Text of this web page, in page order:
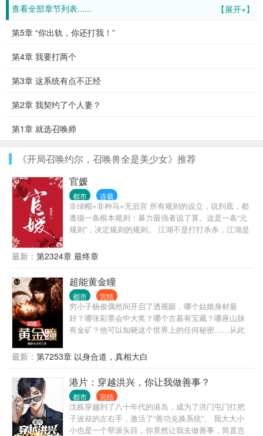
【展开+】
查看全部章节列表......
第5章 “你出轨，你还打我！”
第4章 我要打两个
第3章 这系统有点不正经
第2章 我契约了个人妻？
第1章 就选召唤师
《开局召唤约尔，召唤兽全是美少女》推荐
官媛
都市 连载
非绿帽+非种马+无后宫 所有规则的设立，说到底，都
遵循一条根本规则：暴力最强者说了算。这是一条“元
规则”，决定规则的规则。 江湖不是打打杀杀，江湖是
人情，误入了一个无解的棋局。 他以为自己要在监狱
里呆一辈子，没想到在破局的过程中，自己从棋子变
成了对弈人。
最新： 第2324章 最终章
超能黄金瞳
都市 完结
穷小子杨俊偶然间开启了透视眼，哪个姑娘身材最
好？哪张彩票会中大奖？哪个古墓有宝藏？哪座山脉
有金矿？他可以知晓这个世界上的任何秘密……从此
最新： 第7253章 以身合道，真相大白
港片：穿越洪兴，你让我做善事？
都市 完结
沈栋穿越到了八十年代的港岛，成为了洪门屯门扛把
子波叔的左右手，激活了“善功兑换系统”。 我大大小
小也是一个帮派头目，你竟然让我去做善事，简直岂